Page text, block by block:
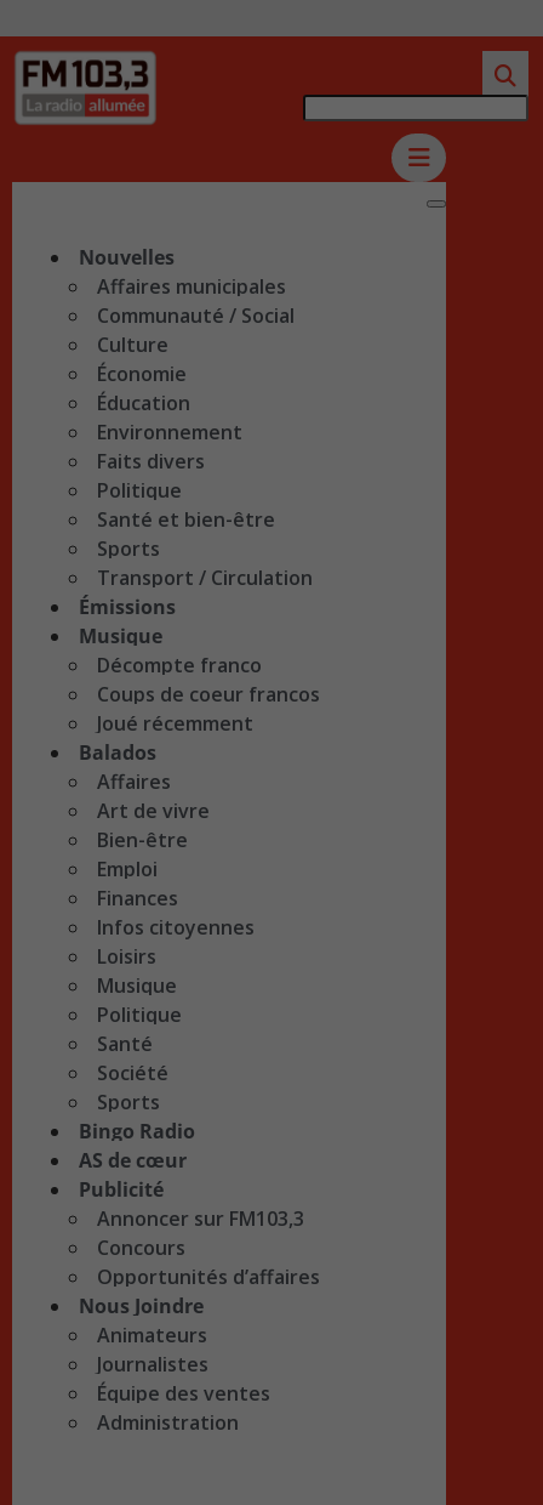
Nouvelles
Affaires municipales
Communauté / Social
Culture
Économie
Éducation
Environnement
Faits divers
Politique
Santé et bien-être
Sports
Transport / Circulation
Émissions
Musique
Décompte franco
Coups de coeur francos
Joué récemment
Balados
Affaires
Art de vivre
Bien-être
Emploi
Finances
Infos citoyennes
Loisirs
Musique
Politique
Santé
Société
Sports
Bingo Radio
AS de cœur
Publicité
Annoncer sur FM103,3
Concours
Opportunités d’affaires
Nous Joindre
Animateurs
Journalistes
Équipe des ventes
Administration